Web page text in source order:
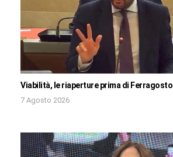
Viabilità, le riaperture prima di Ferragosto
7 Agosto 2026